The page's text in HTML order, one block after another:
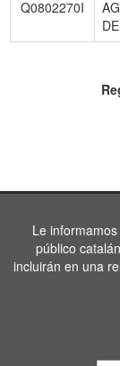
Q0802270I
Le
público
incluirán en una